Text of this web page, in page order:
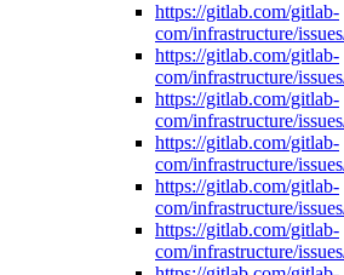
https://gitlab.com/gitlab-
com/infrastructure/
https://gitlab.com/gitlab-
com/infrastructure/
https://gitlab.com/gitlab-
com/infrastructure/
https://gitlab.com/gitlab-
com/infrastructure/
https://gitlab.com/gitlab-
com/infrastructure/
https://gitlab.com/gitlab-
com/infrastructure/